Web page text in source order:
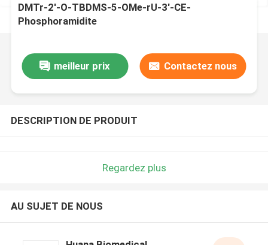
DMTr-2'-O-TBDMS-5-OMe-rU-3'-CE-
Phosphoramidite
meilleur prix Contactez nous
DESCRIPTION DE PRODUIT
Regardez plus
AU SUJET DE NOUS